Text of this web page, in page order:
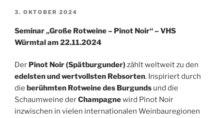
VERÖFFENTLICHT
3. OKTOBER 2024
Seminar „Große Rotweine – Pinot Noir“ – VHS
Würmtal am 22.11.2024
Der Pinot Noir (Spätburgunder)zählt weltweit zu den
edelsten und wertvollsten Rebsorten. Inspiriert durch
die berühmten Rotweine des Burgunds und die
Schaumweine derChampagnewird Pinot Noir
inzwischen in vielen internationalen Weinbauregionen